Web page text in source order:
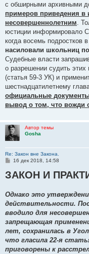
с обширными архивными
примеров приведения в
несовершеннолетним.
юстиции информировало
когда восемь подростков
насиловали школьниц
Судебные власти
о разрешении судить этих
(статья 59-3 УК) и
шестнадцатилетнему
официальные
вывод о том, что вожди
Автор темы
Gosha
Re: Закон вне Закона.
С
о
б
е
н
и
16 дек 2018, 14:58
ЗАКОН И
Однако это
действительности.
вводило для
запрещающая
лет, сохранилась в
что гласила 22-я
приговорены к